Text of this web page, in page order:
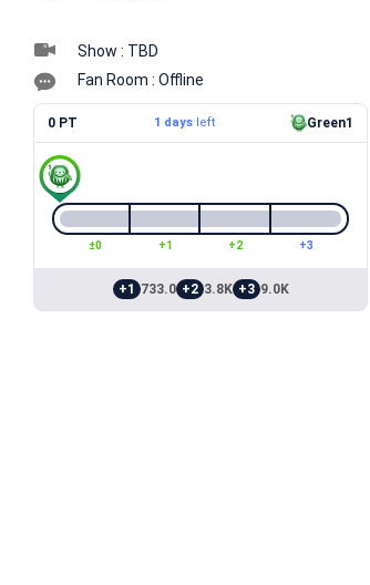
Show : TBD
Fan Room : Offline
0 PT 1 daysleft Green1
±0 +1 +2 +3
+1 733.0 +2 3.8K +3 9.0K